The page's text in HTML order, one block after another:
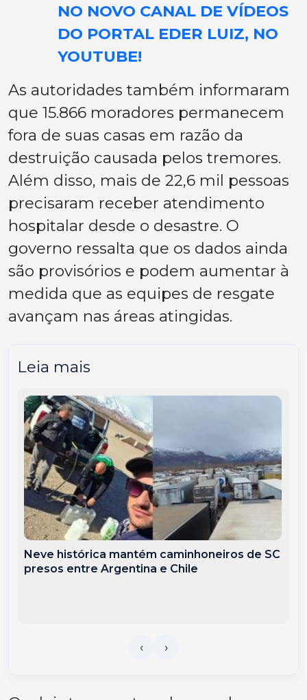
NO NOVO CANAL DE VÍDEOS
DO PORTAL EDER LUIZ, NO
YOUTUBE!
As autoridades também informaram
que 15.866 moradores permanecem
fora de suas casas em razão da
destruição causada pelos tremores.
Além disso, mais de 22,6 mil pessoas
precisaram receber atendimento
hospitalar desde o desastre. O
governo ressalta que os dados ainda
são provisórios e podem aumentar à
medida que as equipes de resgate
avançam nas áreas atingidas.
Leia mais
Neve histórica mantém caminhoneiros de SC
presos entre Argentina e Chile